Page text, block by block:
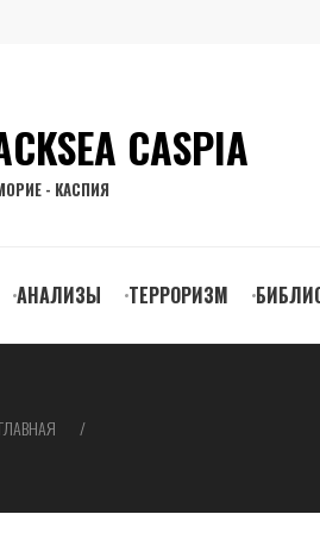
CASPIA
- КАСПИЯ
АНАЛИЗЫ ТЕРРОРИЗМ
ГЛАВНАЯ